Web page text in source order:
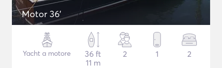
Motor 36'
Yacht a motore
36 ft
11 m
2 1 2